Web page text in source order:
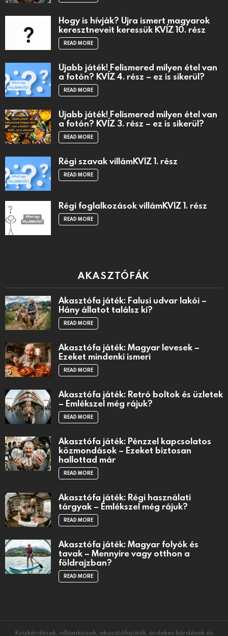
Hogy is hívják? Újra ismert magyarok
keresztneveit keressük KVÍZ 10. rész
READ MORE
Újabb játék! Felismered milyen étel van
a fotón? KVÍZ 4. rész – ez is sikerül?
READ MORE
Újabb játék! Felismered milyen étel van
a fotón? KVÍZ 3. rész – ez is sikerül?
READ MORE
Régi szavak villámKVÍZ 1. rész
READ MORE
Régi foglalkozások villámKVÍZ 1. rész
READ MORE
AKASZTÓFÁK
Akasztófa játék: Falusi udvar lakói –
Hány állatot találsz ki?
READ MORE
Akasztófa játék: Magyar levesek –
Ezeket mindenki ismeri
READ MORE
Akasztófa játék: Retró boltok és üzletek
– Emlékszel még rájuk?
READ MORE
Akasztófa játék: Pénzzel kapcsolatos
közmondások – Ezeket biztosan
hallottad már
READ MORE
Akasztófa játék: Régi használati
tárgyak – Emlékszel még rájuk?
READ MORE
Akasztófa játék: Magyar folyók és
tavak – Mennyire vagy otthon a
földrajzban?
READ MORE
Kvízkérdések, villámkvízek, akasztófajáték, érdekes kérdések és